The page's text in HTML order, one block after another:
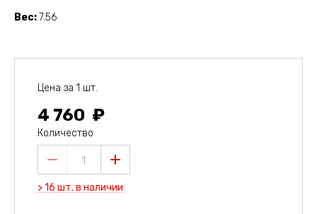
Вес 7.56
Цена за 1 шт.
4 760
Количество
1
> 16 шт. в наличии